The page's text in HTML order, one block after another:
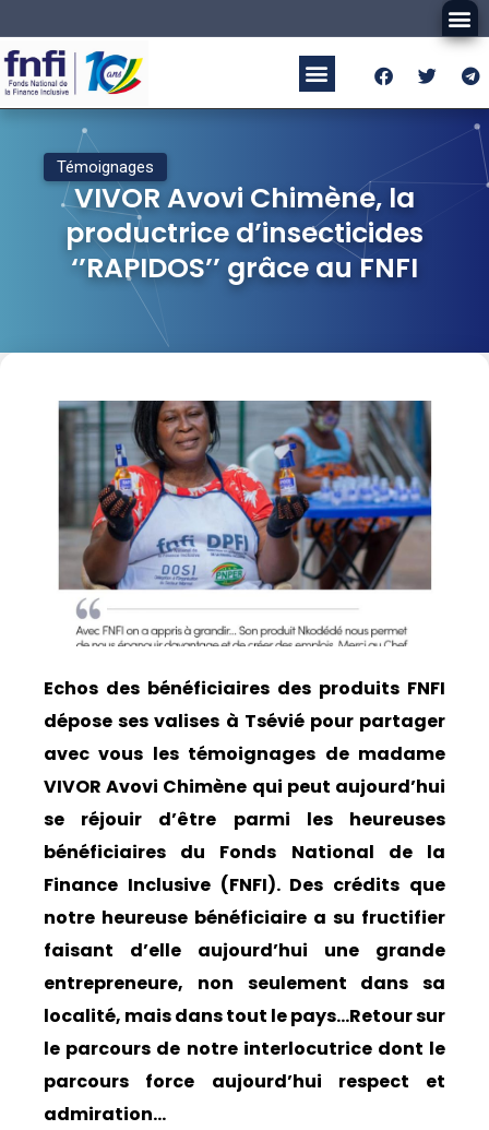
Témoignages
VIVOR Avovi Chimène, la
productrice d’insecticides
‘’RAPIDOS’’ grâce au FNFI
Echos des bénéficiaires des produits FNFI
dépose ses valises à Tsévié pour partager
avec vous les témoignages de madame
VIVOR Avovi Chimène qui peut aujourd’hui
se réjouir d’être parmi les heureuses
bénéficiaires du Fonds National de la
Finance Inclusive (FNFI). Des crédits que
notre heureuse bénéficiaire a su fructifier
faisant d’elle aujourd’hui une grande
entrepreneure, non seulement dans sa
localité, mais dans tout le pays…Retour sur
le parcours de notre interlocutrice dont le
parcours force aujourd’hui respect et
admiration…